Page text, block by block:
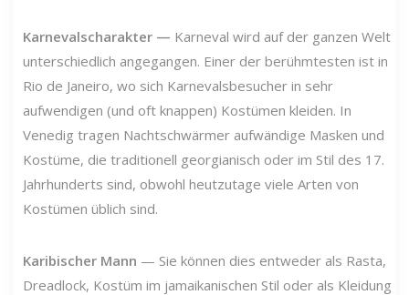
Karnevalscharakter — Karneval wird auf der ganzen Welt
unterschiedlich angegangen. Einer der berühmtesten ist in
Rio de Janeiro, wo sich Karnevalsbesucher in sehr
aufwendigen (und oft knappen) Kostümen kleiden. In
Venedig tragen Nachtschwärmer aufwändige Masken und
Kostüme, die traditionell georgianisch oder im Stil des 17.
Jahrhunderts sind, obwohl heutzutage viele Arten von
Kostümen üblich sind.
Karibischer Mann — Sie können dies entweder als Rasta,
Dreadlock, Kostüm im jamaikanischen Stil oder als Kleidung